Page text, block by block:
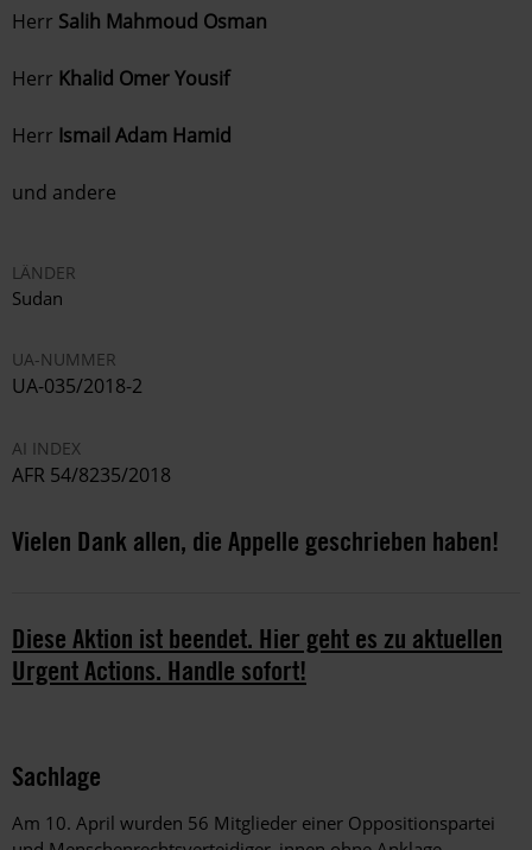
Herr Salih Mahmoud Osman
Herr Khalid Omer Yousif
Herr Ismail Adam Hamid
und andere
LÄNDER
Sudan
UA-NUMMER
UA-035/2018-2
AI INDEX
AFR 54/8235/2018
Vielen Dank allen, die Appelle geschrieben haben!
Diese Aktion ist beendet. Hier geht es zu aktuellen
Urgent Actions. Handle sofort!
Sachlage
Am 10. April wurden 56 Mitglieder einer Oppositionspartei